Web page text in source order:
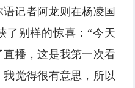
记者阿龙则在杨凌国
了别样的惊喜：“今天
播，这是我第一次看
觉得很有意思，所以